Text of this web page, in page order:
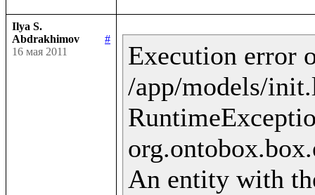
Ilya S.
Abdrakhimov
#
16 мая 2011
Execution error
/app/models/
An entity with